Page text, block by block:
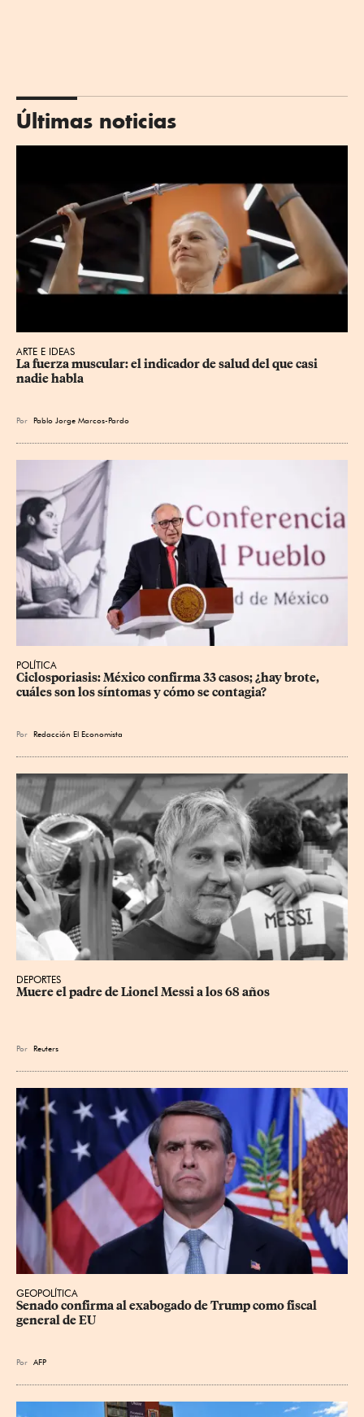
Últimas noticias
ARTE E IDEAS
La fuerza muscular: el indicador de salud del que casi
nadie habla
Por Pablo Jorge Marcos-Pardo
POLÍTICA
Ciclosporiasis: México confirma 33 casos; ¿hay brote,
cuáles son los síntomas y cómo se contagia?
Por Redacción El Economista
DEPORTES
Muere el padre de Lionel Messi a los 68 años
Por Reuters
GEOPOLÍTICA
Senado confirma al exabogado de Trump como fiscal
general de EU
Por AFP